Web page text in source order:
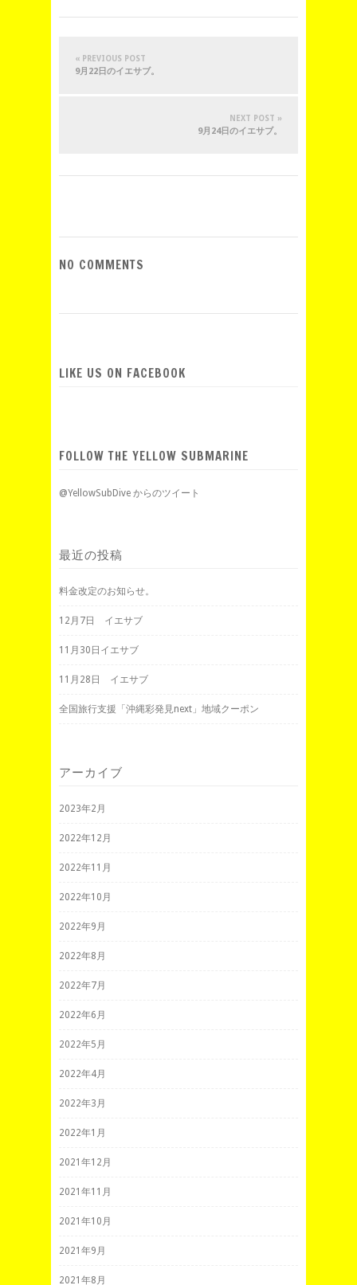
« PREVIOUS POST
9月22日のイエサブ。
NEXT POST »
9月24日のイエサブ。
NO COMMENTS
LIKE US ON FACEBOOK
FOLLOW THE YELLOW SUBMARINE
@YellowSubDive からのツイート
最近の投稿
料金改定のお知らせ。
12月7日 イエサブ
11月30日イエサブ
11月28日 イエサブ
全国旅行支援「沖縄彩発見next」地域クーポン
アーカイブ
2023年2月
2022年12月
2022年11月
2022年10月
2022年9月
2022年8月
2022年7月
2022年6月
2022年5月
2022年4月
2022年3月
2022年1月
2021年12月
2021年11月
2021年10月
2021年9月
2021年8月